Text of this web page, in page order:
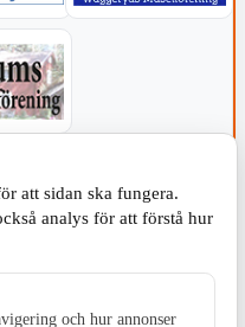
att sidan ska fungera.
analys för att förstå hur
och hur annonser